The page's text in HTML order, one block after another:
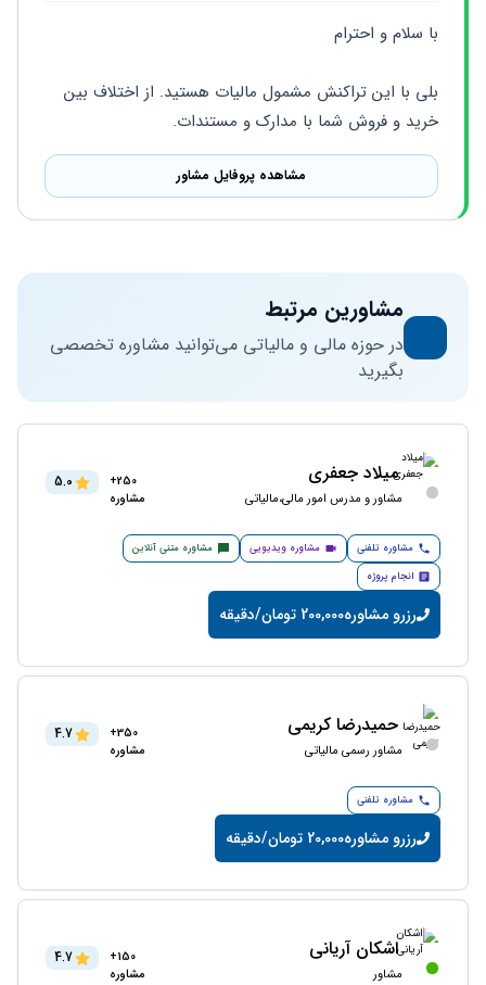
با سلام و احترام
خرید و فروش شما با مدارک و مستندات.
مشاهده پروفایل مشاور
مشاورین مرتبط
در حوزه مالی و مالیاتی می‌توانید مشاوره تخصصی
بگیرید
میلاد جعفری
مشاور و مدرس امور مالی،مالیاتی
250+
مشاوره
5.0
مشاوره تلفنی مشاوره ویدیویی
مشاوره متنی آنلاین
انجام پروژه
رزرو مشاوره200,000 تومان/دقیقه
حمیدرضا کریمی
مشاور رسمی مالیاتی
350+
مشاوره
4.7
مشاوره تلفنی
رزرو مشاوره20,000 تومان/دقیقه
اشکان آریانی
مشاور
150+
مشاوره
4.7